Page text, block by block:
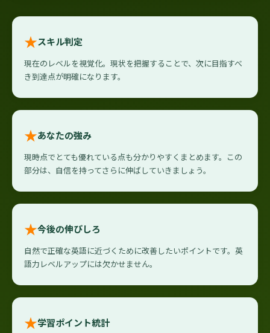
★スキル判定
現在のレベルを視覚化。現状を把握することで、次に目指すべ
き到達点が明確になります。
★あなたの強み
現時点でとても優れている点も分かりやすくまとめます。この
部分は、自信を持ってさらに伸ばしていきましょう。
★今後の伸びしろ
自然で正確な英語に近づくために改善したいポイントです。英
語力レベルアップには欠かせません。
★学習ポイント統計